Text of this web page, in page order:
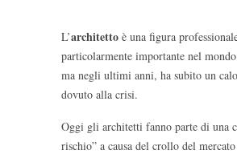
L’architetto è una figura
particolarmente importante nel
ma negli ultimi anni, ha subito un
dovuto alla crisi.
Oggi gli architetti fanno parte di una
rischio” a causa del crollo del